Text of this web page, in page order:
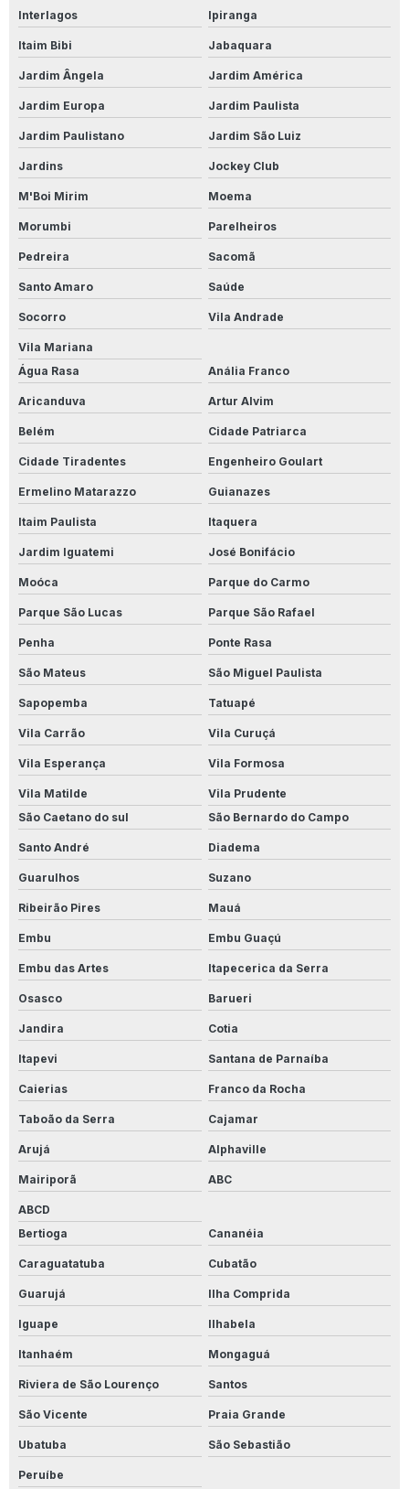
Produto Para Impermeabilização De Madeira
Produto Para Impermeabilizar Madeira
Produto Limpa Alumínio
Produto Limpa Alumínio Líquido
Produto Limpa Tênis
Produto Para Limpar Calçada De Cimento
Produto Para Limpar Calçada Encardida
Produto Para Limpar Calçada De Pedra
Produto Para Limpar Calçadas
Produto Para Limpar Calçadas Com Limo
Produto Para Limpar Cerâmica
Produto Para Limpar Cerâmica Antiderrapante
Produto Para Limpar Cerâmica De Banheiro
Produto Para Limpar Cerâmica Branca
Produto Para Limpar Cerâmica Branca Encardida
Produto Para Limpar Cerâmica Manchada
Produto Para Limpar Cerâmica Pós Obra
Produto Para Limpar Inox Industrial
Produto Para Limpar Parede De Banheiro
Produto Para Limpar Parede Branca
Produto Para Limpar Parede Encardida
Produto Para Limpar Parede Com Mofo
Produto Para Limpar Parede Pintada
Produto Para Limpar Parede Suja
Produto Para Limpar Piso Antiderrapante
Produto Para Limpar Piso Branco
Produto Para Limpar Piso Do Banheiro
Produto Para Limpar Piso Porcelanato
Produto Para Limpar Piso De Quintal
Produto Para Limpar Pisos Ceramica
Produto Para Limpar Porcelanato Amadeirado
Produto Para Limpar Porcelanato Branco
Produto Para Limpar Porcelanato Fosco
Produto Para Limpar Porcelanato Polido Pós Obra
Produto Para Limpar Porcelanato Pós Obra
Produto Para Limpar Rejunte
Interlagos Ipiranga
Itaim Bibi Jabaquara
Jardim Ângela Jardim América
Jardim Europa Jardim Paulista
Jardim Paulistano Jardim São Luiz
Jardins Jockey Club
M'Boi Mirim Moema
Morumbi Parelheiros
Pedreira Sacomã
Santo Amaro Saúde
Socorro Vila Andrade
Vila Mariana
Água Rasa
Anália Franco
Aricanduva Artur Alvim
Belém Cidade Patriarca
Cidade Tiradentes Engenheiro Goulart
Ermelino Matarazzo Guianazes
Itaim Paulista Itaquera
Jardim Iguatemi José Bonifácio
Moóca Parque do Carmo
Parque São Lucas Parque São Rafael
Penha Ponte Rasa
São Mateus São Miguel Paulista
Sapopemba Tatuapé
Vila Carrão Vila Curuçá
Vila Esperança Vila Formosa
Vila Matilde
Vila Prudente
São Caetano do sul
São Bernardo do Campo
Santo André Diadema
Guarulhos Suzano
Ribeirão Pires Mauá
Embu Embu Guaçú
Embu das Artes Itapecerica da Serra
Osasco Barueri
Jandira Cotia
Itapevi Santana de Parnaíba
Caierias Franco da Rocha
Taboão da Serra Cajamar
Arujá Alphaville
Mairiporã ABC
ABCD
Bertioga
Cananéia
Caraguatatuba Cubatão
Guarujá Ilha Comprida
Iguape Ilhabela
Itanhaém Mongaguá
Riviera de São Lourenço Santos
São Vicente Praia Grande
Ubatuba São Sebastião
Peruíbe